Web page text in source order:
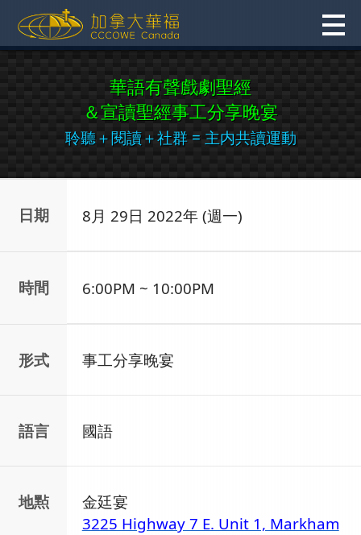
content
華語有聲戲劇聖經
＆宣讀聖經事工分享晚宴
聆聽＋閱讀＋社群 = 主内共讀運動
日期 8月 29日 2022年 (週一)
時間 6:00PM ~ 10:00PM
形式 事工分享晚宴
語言 國語
地㸃
金廷宴
3225 Highway 7 E. Unit 1, Markham